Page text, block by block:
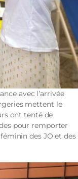
avec l’arrivée
mettent le
ont tenté de
pour remporter
des JO et des